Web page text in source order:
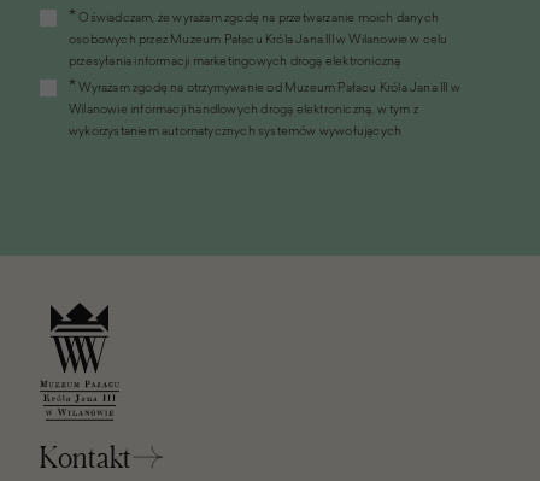
otworzy
nowym
oknie)
* Oświadczam, że wyrażam zgodę na przetwarzanie moich danych
osobowych przez Muzeum Pałacu Króla Jana III w Wilanowie w celu
przesyłania informacji marketingowych drogą elektroniczną
* Wyrażam zgodę na otrzymywanie od Muzeum Pałacu Króla Jana III w
Wilanowie informacji handlowych drogą elektroniczną, w tym z
wykorzystaniem automatycznych systemów wywołujących
Kontakt